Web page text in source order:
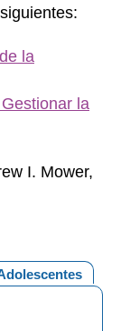
la
la
I. Mower,